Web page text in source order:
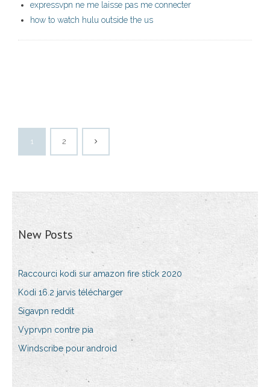
expressvpn ne me laisse pas me connecter
how to watch hulu outside the us
1 2
New Posts
Raccourci kodi sur amazon fire stick 2020
Kodi 16.2 jarvis télécharger
Sigavpn reddit
Vyprvpn contre pia
Windscribe pour android